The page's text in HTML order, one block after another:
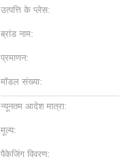
उत्पत्ति के प्लेस:
ब्रांड नाम:
प्रमाणन:
मॉडल संख्या:
न्यूनतम आदेश मात्रा:
मूल्य:
पैकेजिंग विवरण: